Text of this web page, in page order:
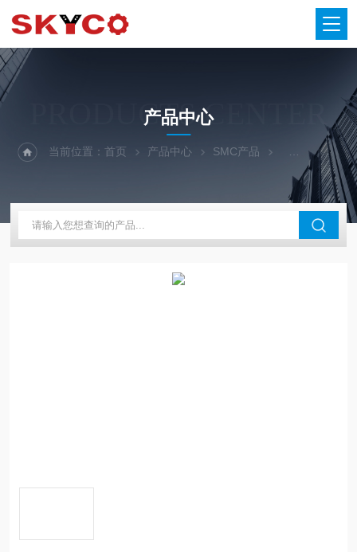
PRODUCTS CENTER
产品中心
当前位置：首页 产品中心 SMC产品 SMC手动阀